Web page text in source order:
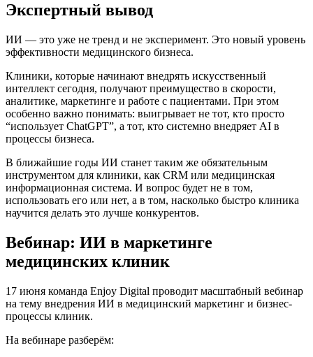
Экспертный вывод
ИИ — это уже не тренд и не эксперимент. Это новый уровень
эффективности медицинского бизнеса.
Клиники, которые начинают внедрять искусственный
интеллект сегодня, получают преимущество в скорости,
аналитике, маркетинге и работе с пациентами. При этом
особенно важно понимать: выигрывает не тот, кто просто
“использует ChatGPT”, а тот, кто системно внедряет AI в
процессы бизнеса.
В ближайшие годы ИИ станет таким же обязательным
инструментом для клиники, как CRM или медицинская
информационная система. И вопрос будет не в том,
использовать его или нет, а в том, насколько быстро клиника
научится делать это лучше конкурентов.
Вебинар: ИИ в маркетинге
медицинских клиник
17 июня команда Enjoy Digital проводит масштабный вебинар
на тему внедрения ИИ в медицинский маркетинг и бизнес-
процессы клиник.
На вебинаре разберём: